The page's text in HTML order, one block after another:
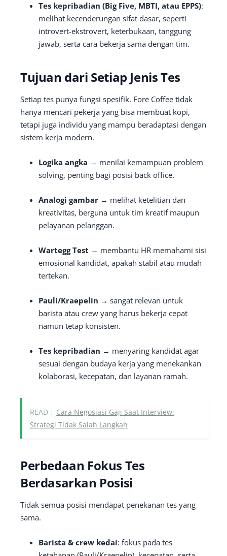
Tes kepribadian (Big Five, MBTI, atau EPPS):
melihat kecenderungan sifat dasar, seperti
introvert-ekstrovert, keterbukaan, tanggung
jawab, serta cara bekerja sama dengan tim.
Tujuan dari Setiap Jenis Tes
Setiap tes punya fungsi spesifik. Fore Coffee tidak
hanya mencari pekerja yang bisa membuat kopi,
tetapi juga individu yang mampu beradaptasi dengan
sistem kerja modern.
Logika angka → menilai kemampuan problem
solving, penting bagi posisi back office.
Analogi gambar → melihat ketelitian dan
kreativitas, berguna untuk tim kreatif maupun
pelayanan pelanggan.
Wartegg Test → membantu HR memahami sisi
emosional kandidat, apakah stabil atau mudah
tertekan.
Pauli/Kraepelin → sangat relevan untuk
barista atau crew yang harus bekerja cepat
namun tetap konsisten.
Tes kepribadian → menyaring kandidat agar
sesuai dengan budaya kerja yang menekankan
kolaborasi, kecepatan, dan layanan ramah.
READ : Cara Negosiasi Gaji Saat Interview:
Strategi Tidak Salah Langkah
Perbedaan Fokus Tes
Berdasarkan Posisi
Tidak semua posisi mendapat penekanan tes yang
sama.
Barista & crew kedai: fokus pada tes